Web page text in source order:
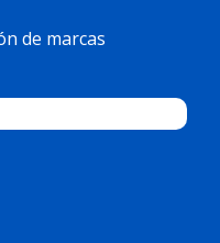
de marcas